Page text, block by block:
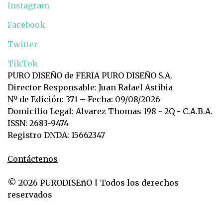
Instagram
Facebook
Twitter
TikTok
PURO DISEÑO de FERIA PURO DISEÑO S.A.
Director Responsable: Juan Rafael Astibia
Nº de Edición: 371 – Fecha: 09/08/2026
Domicilio Legal: Alvarez Thomas 198 - 2Q - C.A.B.A.
ISSN: 2683-9474
Registro DNDA: 15662347
Contáctenos
© 2026 PURODISEñO | Todos los derechos
reservados